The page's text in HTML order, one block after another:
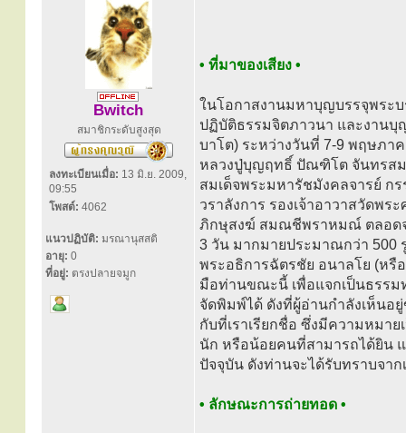
Bwitch
สมาชิกระดับสูงสุด
ลงทะเบียนเมื่อ: 13 มิ.ย. 2009,
09:55
โพสต์: 4062
แนวปฏิบัติ: มรณานุสสติ
อายุ: 0
ที่อยู่: ตรงปลายจมูก
• ที่มาของเสียง •
ในโอกาสงานมหาบุญบรรจุพระ
ปฏิบัติธรรมจิตภาวนา และงานบุ
บาโต) ระหว่างวันที่ 7-9 พฤษภา
หลวงปู่บุญฤทธิ์ ปัณฑิโต จันทรส
สมเด็จพระมหารัชมังคลจารย์ ก
วราลังการ รองเจ้าอาวาสวัดพ
ภิกษุสงฆ์ สมณชีพราหมณ์ ตลอดจ
3 วัน มากมายประมาณกว่า 500
พระอธิการฉัตรชัย อนาลโย (หรื
มือท่านขณะนี้ เพื่อแจกเป็นธรร
จัดพิมพ์ได้ ดังที่ผู้อ่านกำลังเห็นอ
กับที่เราเรียกชื่อ ซึ่งมีความหมาย
นัก หรือน้อยคนที่สามารถได้ยิน
ปัจจุบัน ดังท่านจะได้รับทราบจา
• ลักษณะการถ่ายทอด •